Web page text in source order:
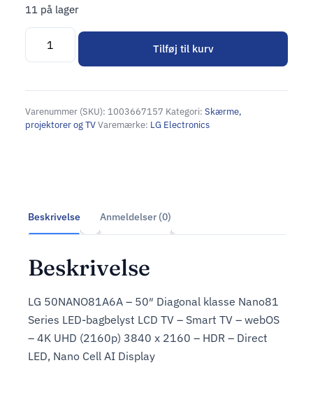
11 på lager
Tilføj til kurv
Alternative:
Varenummer (SKU): 1003667157 Kategori: Skærme,
projektorer og TVVaremærke: LG Electronics
Beskrivelse Anmeldelser (0)
Beskrivelse
LG 50NANO81A6A – 50″ Diagonal klasse Nano81
Series LED-bagbelyst LCD TV – Smart TV – webOS
– 4K UHD (2160p) 3840 x 2160 – HDR – Direct
LED, Nano Cell AI Display